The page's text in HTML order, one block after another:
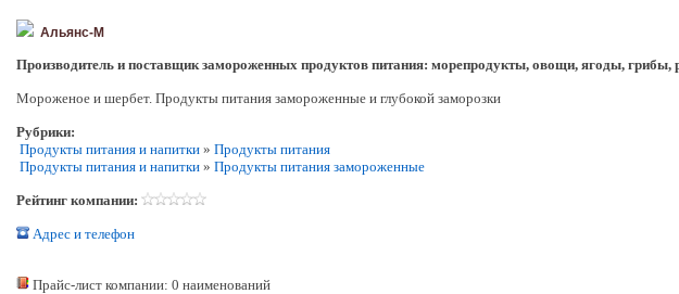
Альянс-М
Производитель и поставщик замороженных продуктов питания: морепродукты, овощи, ягоды,
Мороженое и шербет. Продукты питания замороженные и глубокой заморозки
Рубрики:
Продукты питания и напитки » Продукты питания
Продукты питания и напитки » Продукты питания замороженные
Рейтинг компании:
Адрес и телефон
Прайс-лист компании: 0 наименований